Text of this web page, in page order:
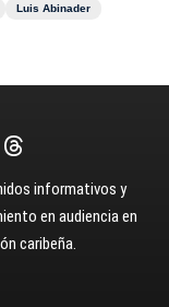
Luis Abinader
informativos y
en audiencia en
caribeña.